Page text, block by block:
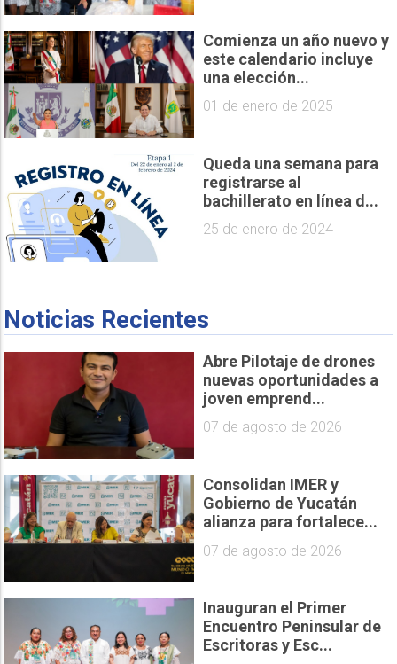
Comienza un año nuevo y
este calendario incluye
una elección...
01 de enero de 2025
Queda una semana para
registrarse al
bachillerato en línea d...
25 de enero de 2024
Noticias Recientes
Abre Pilotaje de drones
nuevas oportunidades a
joven emprend...
07 de agosto de 2026
Consolidan IMER y
Gobierno de Yucatán
alianza para fortalece...
07 de agosto de 2026
Inauguran el Primer
Encuentro Peninsular de
Escritoras y Esc...